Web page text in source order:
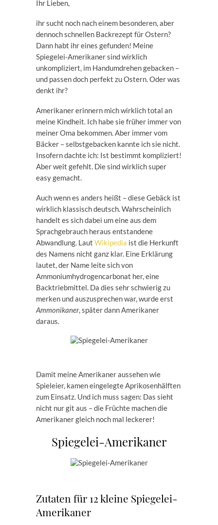
Ihr Lieben,
ihr sucht noch nach einem besonderen, aber
dennoch schnellen Backrezept für Ostern?
Dann habt ihr eines gefunden! Meine
Spiegelei-Amerikaner sind wirklich
unkompliziert, im Handumdrehen gebacken –
und passen doch perfekt zu Ostern. Oder was
denkt ihr?
Amerikaner erinnern mich wirklich total an
meine Kindheit. Ich habe sie früher immer von
meiner Oma bekommen. Aber immer vom
Bäcker – selbstgebacken kannte ich sie nicht.
Insofern dachte ich: Ist bestimmt kompliziert!
Aber weit gefehlt. Die sind wirklich super
easy gemacht.
Auch wenn es anders heißt – diese Gebäck ist
wirklich klassisch deutsch. Wahrscheinlich
handelt es sich dabei um eine aus dem
Sprachgebrauch heraus entstandene
Abwandlung. Laut Wikipedia ist die Herkunft
des Namens nicht ganz klar. Eine Erklärung
lautet, der Name leite sich von
Ammoniumhydrogencarbonat her, eine
Backtriebmittel. Da dies sehr schwierig zu
merken und auszusprechen war, wurde erst
Ammonikaner, später dann Amerikaner
daraus.
Damit meine Amerikaner aussehen wie
Spieleier, kamen eingelegte Aprikosenhälften
zum Einsatz. Und ich muss sagen: Das sieht
nicht nur git aus – die Früchte machen die
Amerikaner gleich noch mal leckerer!
Spiegelei-Amerikaner
Zutaten für 12 kleine Spiegelei-
Amerikaner